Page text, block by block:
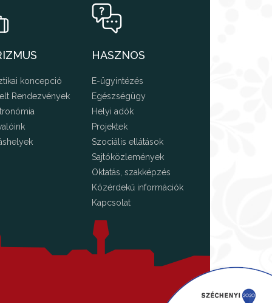
koncepció
Rendezvények
HASZNOS
E-ügyintézés
Egészségügy
Helyi adók
Projektek
Szociális ellátások
Sajtóközlemények
Oktatás, szakképzés
Közérdekű információk
Kapcsolat